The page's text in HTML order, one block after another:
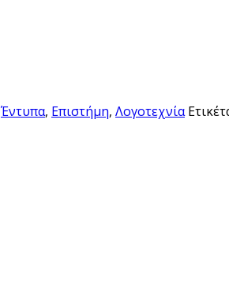
Έντυπα, Επιστήμη, Λογοτεχνία